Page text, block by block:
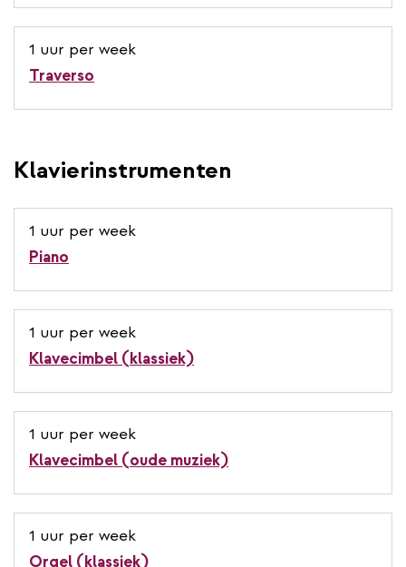
1 uur per week
Traverso
Klavierinstrumenten
1 uur per week
Piano
1 uur per week
Klavecimbel (klassiek)
1 uur per week
Klavecimbel (oude muziek)
1 uur per week
Orgel (klassiek)